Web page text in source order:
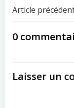
Post
Article
0
Laisser un